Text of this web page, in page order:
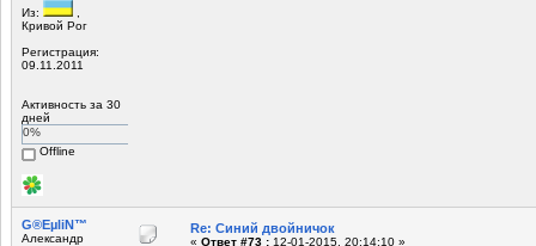
Из:
Кривой Рог
Регистрация:
09.11.2011
Активность за 30
дней
0%
Offline
G®EµliN™
Александр
Re: Синий двойничок
« Ответ #73 : 12-01-2015, 20:14:10 »